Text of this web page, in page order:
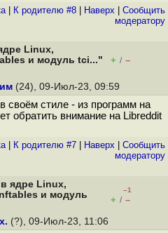
| К родителю #8 Наверх
Cообщить
модератору
Linux,
и модуль tci..."
+ / –
(24), 09-Июл-23, 09:59
своём стиле - из программ на
обратить внимание на Libreddit
| К родителю #7 Наверх
Cообщить
модератору
ядре Linux,
и модуль
–1
+ / –
(?), 09-Июл-23, 11:06